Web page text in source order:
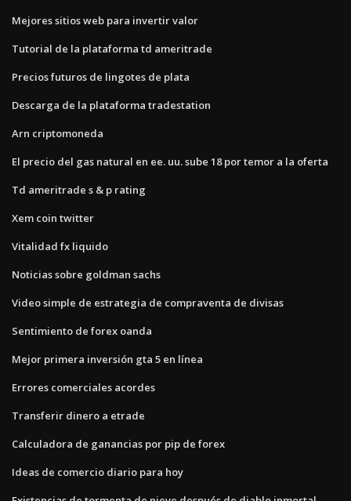
Mejores sitios web para invertir valor
Tutorial de la plataforma td ameritrade
Precios futuros de lingotes de plata
Descarga de la plataforma tradestation
Arn criptomoneda
El precio del gas natural en ee. uu. sube 18 por temor a la oferta
Td ameritrade s & p rating
Xem coin twitter
Vitalidad fx liquido
Noticias sobre goldman sachs
Video simple de estrategia de compraventa de divisas
Sentimiento de forex oanda
Mejor primera inversión gta 5 en línea
Errores comerciales acordes
Transferir dinero a etrade
Calculadora de ganancias por pip de forex
Ideas de comercio diario para hoy